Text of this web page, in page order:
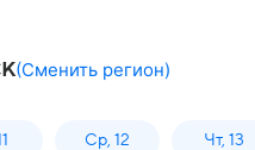
(Сменить регион)
Ср, 12 Чт, 13